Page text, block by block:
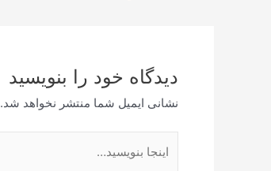
دیدگاه‌ خود را بنویسید
نشانی ایمیل شما منتشر نخواهد شد.
بنویسید…